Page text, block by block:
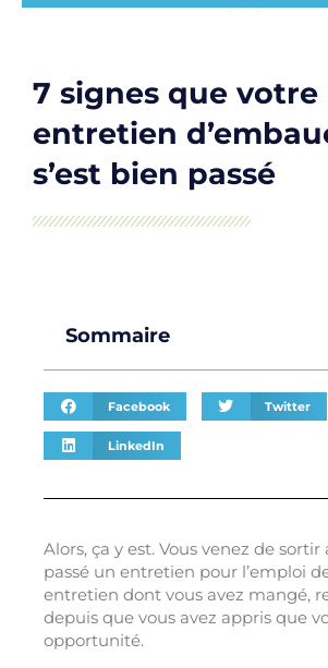
7 signes que votre
entretien
s’est bien passé
Sommaire
Facebook Twitter
LinkedIn
Alors, ça y est. Vous venez de sortir
passé un entretien pour l’emploi
entretien dont vous avez mangé,
depuis que vous avez appris que
opportunité.